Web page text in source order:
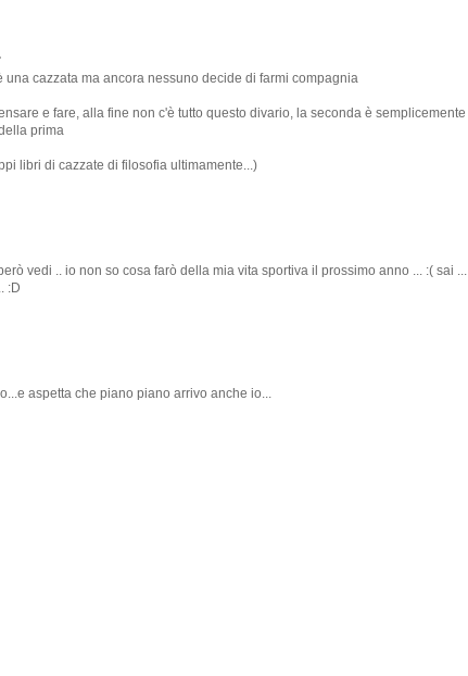
una cazzata ma ancora nessuno decide di farmi compagnia
e fare, alla fine non c'è tutto questo divario, la seconda è semplicemente
prima
libri di cazzate di filosofia ultimamente...)
vedi .. io non so cosa farò della mia vita sportiva il prossimo anno ... :( sai ...
:D
aspetta che piano piano arrivo anche io...